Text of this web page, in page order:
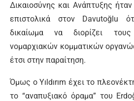
Δικαιοσύνης και Ανάπτυξης
επιστολικά στον Davutoğlu
δικαίωμα να διορίζει
νομαρχιακών κομματικών
έτσι στην παραίτηση.
Όμως ο Yıldırım έχει το
το “αναπυξιακό όραμα” του